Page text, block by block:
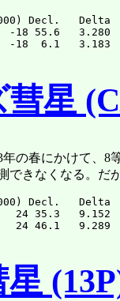
Decl.
-18 55.6
星
年の春にかけて、
できなくなる。だ
Decl.
24 35.3